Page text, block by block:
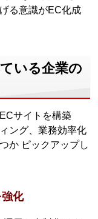
る意識がEC化成
いる企業の
サイトを構築
ング、業務効率化
か ピックアップし
化